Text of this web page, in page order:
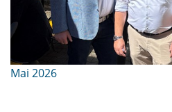
Mai 2026